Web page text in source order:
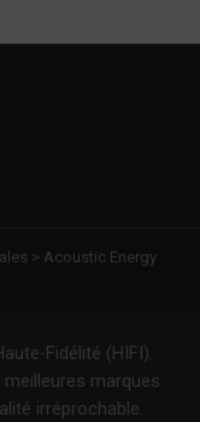
> Acoustic Energy
Fidélité (HIFI).
marques
irréprochable.